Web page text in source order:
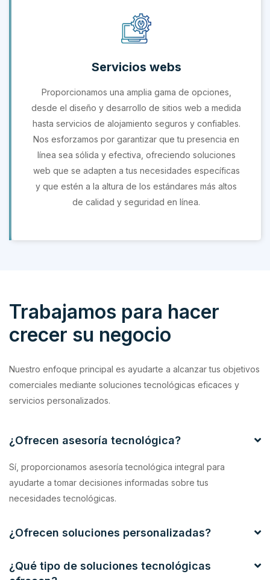
Servicios webs
Proporcionamos una amplia gama de opciones,
desde el diseño y desarrollo de sitios web a medida
hasta servicios de alojamiento seguros y confiables.
Nos esforzamos por garantizar que tu presencia en
línea sea sólida y efectiva, ofreciendo soluciones
web que se adapten a tus necesidades específicas
y que estén a la altura de los estándares más altos
de calidad y seguridad en línea.
Trabajamos para hacer
crecer su negocio
Nuestro enfoque principal es ayudarte a alcanzar tus objetivos
comerciales mediante soluciones tecnológicas eficaces y
servicios personalizados.
¿Ofrecen asesoría tecnológica?
Sí, proporcionamos asesoría tecnológica integral para
ayudarte a tomar decisiones informadas sobre tus
necesidades tecnológicas.
¿Ofrecen soluciones personalizadas?
¿Qué tipo de soluciones tecnológicas